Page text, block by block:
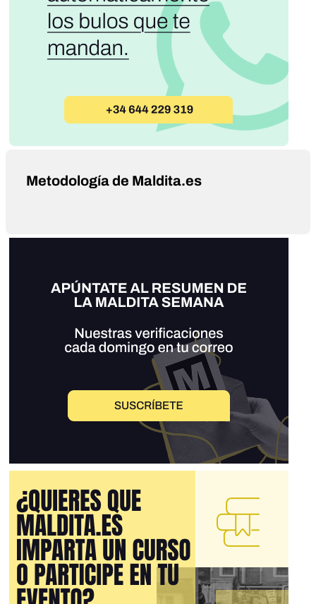
Metodología de Maldita.es